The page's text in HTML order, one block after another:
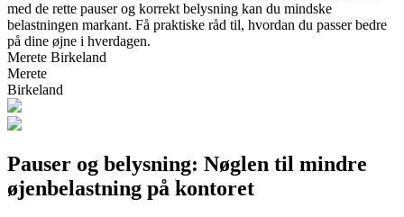
med de rette pauser og korrekt belysning kan du mindske
belastningen markant. Få praktiske råd til, hvordan du passer bedre
på dine øjne i hverdagen.
Merete Birkeland
Merete
Birkeland
Pauser og belysning: Nøglen til mindre
øjenbelastning på kontoret